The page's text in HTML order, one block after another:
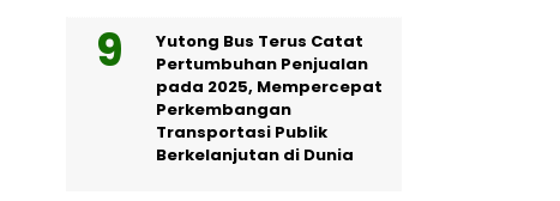
Yutong Bus Terus Catat
Pertumbuhan Penjualan
pada 2025, Mempercepat
Perkembangan
Transportasi Publik
Berkelanjutan di Dunia